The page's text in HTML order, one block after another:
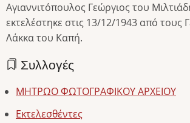
Αγιαννιτόπουλος Γεώργιος του
εκτελέστηκε στις 13/12/1943 από τους
Λάκκα του Καπή.
Συλλογές
ΜΗΤΡΩΟ ΦΩΤΟΓΡΑΦΙΚΟΥ ΑΡΧΕΙΟΥ
Εκτελεσθέντες